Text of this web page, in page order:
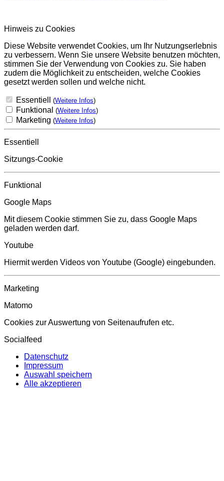
Hinweis zu Cookies
Diese Website verwendet Cookies, um Ihr Nutzungserlebnis
zu verbessern. Wenn Sie unsere Website benutzen möchten,
stimmen Sie der Verwendung von Cookies zu. Sie haben
zudem die Möglichkeit zu entscheiden, welche Cookies
gesetzt werden sollen und welche nicht.
Essentiell (Weitere Infos)
Funktional (Weitere Infos)
Marketing (Weitere Infos)
Essentiell
Sitzungs-Cookie
Funktional
Google Maps
Mit diesem Cookie stimmen Sie zu, dass Google Maps
geladen werden darf.
Youtube
Hiermit werden Videos von Youtube (Google) eingebunden.
Marketing
Matomo
Cookies zur Auswertung von Seitenaufrufen etc.
Socialfeed
Datenschutz
Impressum
Auswahl speichern
Alle akzeptieren